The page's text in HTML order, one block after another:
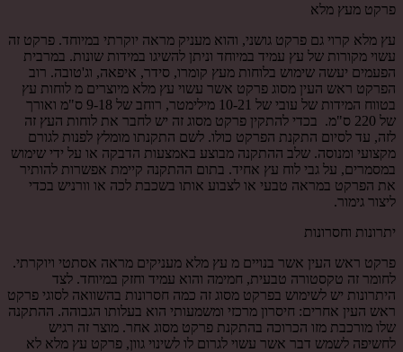
פרקט מעץ מלא
עץ מלא קרוי גם פרקט גושני, והוא מעניק מראה יוקרתי במיוחד. פרקט זה
עשוי מקורות של עץ עמיד במיוחד וניתן להשיגו במידות שונות. במרבית
הפעמים יעשה שימוש בלוחות מעץ קומרו, סידר, איפאה, וג'טובה. רוב
הפרקט ראש העין מסוג פרקט אשר עשוי עץ מלא מיוצרים מ לוחות עץ
בטווח המידות של עובי של 10-21 מילימטר, רוחב של 9-18 ס"מ ואורך
של 220 ס"מ. בכדי להתקין פרקט מסוג זה יש לחבר את לוחות העץ זה
לזה, עד לסיום התקנת הפרקט כולו. לשם התקנתו מומלץ לפנות לגורם
מקצועי ומנוסה. שלב ההתקנה מבוצע באמצעות הדבקה או על ידי שימוש
במסמרים, על גבי לוח עץ אחיד. בתום ההתקנה קיימת אפשרות להותיר
את הפרקט במראה טבעי או לצבוע אותו בשכבת לכה או וורניש בכדי
ליצור גימור.
יתרונות וחסרונות
פרקט ראש העין אשר בנויים מ עץ מלא מעניקים מראה אסתטי ויוקרתי.
לחומר זה טקסטורה טבעית, חמימה והוא עמיד וחזק במיוחד. לצד
היתרונות יש לשימוש בפרקט מסוג זה כמה חסרונות בהשוואה לסוגי פרקט
ראש העין אחרים: חיסרון מרכזי ומשמעותי הוא בעלותו הגבוהה. ההתקנה
שלו מורכבת מזו הכרוכה בהתקנת פרקט מסוג אחר. מוצר זה רגיש
לחשיפה לשמש דבר אשר עשוי לגרום לו לשינוי גוון, פרקט עץ מלא לא